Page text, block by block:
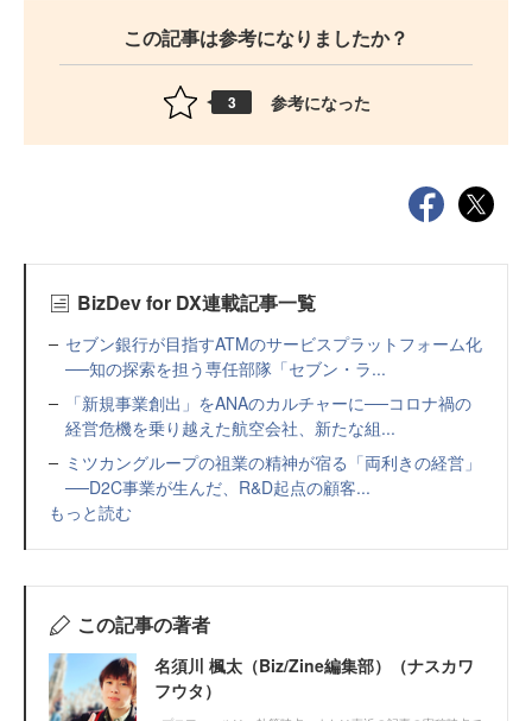
この記事は参考になりましたか？
3 参考になった
BizDev for DX連載記事一覧
セブン銀行が目指すATMのサービスプラットフォーム化
──知の探索を担う専任部隊「セブン・ラ...
「新規事業創出」をANAのカルチャーに──コロナ禍の
経営危機を乗り越えた航空会社、新たな組...
ミツカングループの祖業の精神が宿る「両利きの経営」
──D2C事業が生んだ、R&D起点の顧客...
もっと読む
この記事の著者
名須川 楓太（Biz/Zine編集部）（ナスカワ
フウタ）